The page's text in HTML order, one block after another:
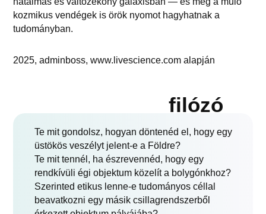
kozmikus vendégek is örök nyomot hagyhatnak a
tudományban.
2025, adminboss, www.livescience.com alapján
filózó
Te mit gondolsz, hogyan döntenéd el, hogy egy
üstökös veszélyt jelent-e a Földre?
Te mit tennél, ha észrevennéd, hogy egy
rendkívüli égi objektum közelít a bolygónkhoz?
Szerinted etikus lenne-e tudományos céllal
beavatkozni egy másik csillagrendszerből